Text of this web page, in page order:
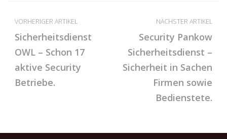
VORHERIGER ARTIKEL
Sicherheitsdienst
OWL – Schon 17
aktive Security
Betriebe.
NÄCHSTER ARTIKEL
Security Pankow
Sicherheitsdienst –
Sicherheit in Sachen
Firmen sowie
Bedienstete.